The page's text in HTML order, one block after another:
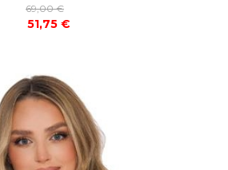
69,00 €
51,75 €